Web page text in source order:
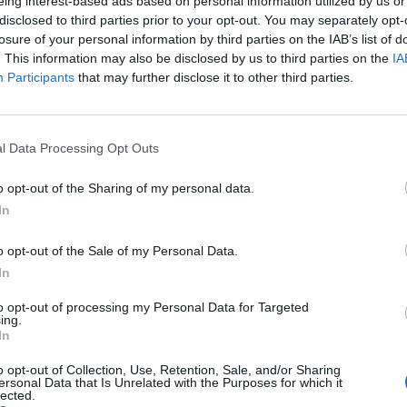
to third parties prior to your opt-out. You may separately
of your personal information by third parties on the IAB’s list of
This information may also be disclosed by us to third parties on the
Participants that may further disclose it to other third parties.
Data Processing Opt Outs
opt-out of the Sharing of my personal data.
opt-out of the Sale of my Personal Data.
opt-out of processing my Personal Data for Targeted
opt-out of Collection, Use, Retention, Sale, and/or Sharing
Data that Is Unrelated with the Purposes for which it
Siedziba Telewizji Polskiej. Fot. Pixabay
osób.